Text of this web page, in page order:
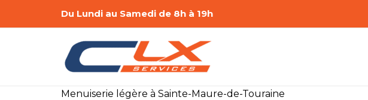
Du Lundi au Samedi de 8h à 19h
Menuiserie légère à Sainte-Maure-de-Touraine